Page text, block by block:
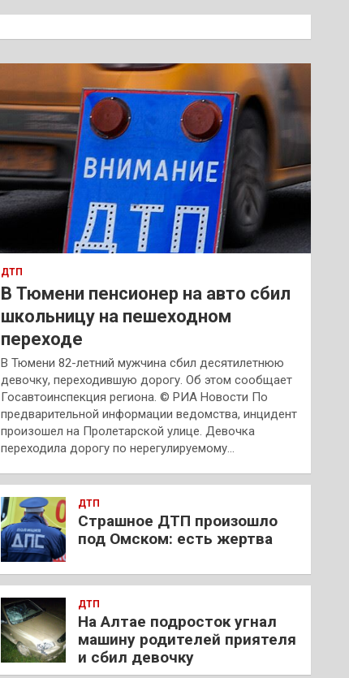
к
ДТП
В Тюмени пенсионер на авто сбил
школьницу на пешеходном
переходе
В Тюмени 82-летний мужчина сбил десятилетнюю
девочку, переходившую дорогу. Об этом сообщает
Госавтоинспекция региона. © РИА Новости По
предварительной информации ведомства, инцидент
произошел на Пролетарской улице. Девочка
переходила дорогу по нерегулируемому…
ДТП
Страшное ДТП произошло
под Омском: есть жертва
ДТП
На Алтае подросток угнал
машину родителей приятеля
и сбил девочку